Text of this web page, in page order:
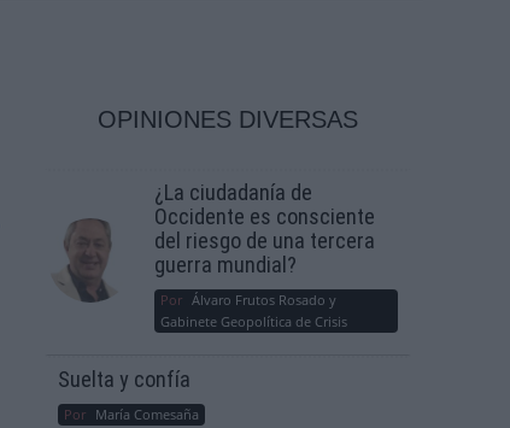
OPINIONES DIVERSAS
¿La ciudadanía de
Occidente es consciente
del riesgo de una tercera
guerra mundial?
Por Álvaro Frutos Rosado y
Gabinete Geopolítica de Crisis
Suelta y confía
Por María Comesaña